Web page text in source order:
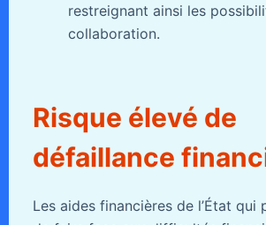
restreignant ainsi les
collaboration.
Risque élevé de
défaillance
Les aides financières de l’État qui